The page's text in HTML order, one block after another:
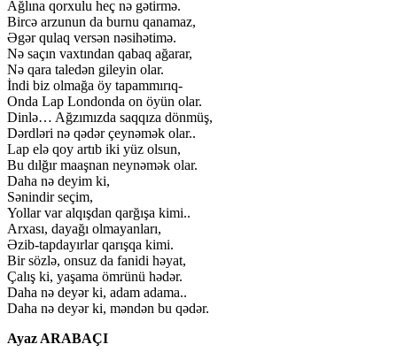
Ağlına qorxulu heç nə gətirmə.
Bircə arzunun da burnu qanamaz,
Əgər qulaq versən nəsihətimə.
Nə saçın vaxtından qabaq ağarar,
Nə qara taledən gileyin olar.
İndi biz olmağa öy tapammırıq-
Onda Lap Londonda on öyün olar.
Dinlə… Ağzımızda saqqıza dönmüş,
Dərdləri nə qədər çeynəmək olar..
Lap elə qoy artıb iki yüz olsun,
Bu dılğır maaşnan neynəmək olar.
Daha nə deyim ki,
Sənindir seçim,
Yollar var alqışdan qarğışa kimi..
Arxası, dayağı olmayanları,
Əzib-tapdayırlar qarışqa kimi.
Bir sözlə, onsuz da fanidi həyat,
Çalış ki, yaşama ömrünü hədər.
Daha nə deyər ki, adam adama..
Daha nə deyər ki, məndən bu qədər.
Ayaz ARABAÇI